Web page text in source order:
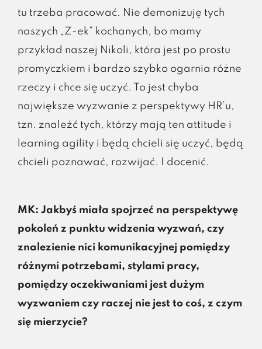
tu trzeba pracować. Nie demonizuję tych
naszych „Z-ek” kochanych, bo mamy
przykład naszej Nikoli, która jest po prostu
promyczkiem i bardzo szybko ogarnia różne
rzeczy i chce się uczyć. To jest chyba
największe wyzwanie z perspektywy HR’u,
tzn. znaleźć tych, którzy mają ten attitude i
learning agility i będą chcieli się uczyć, będą
chcieli poznawać, rozwijać. I docenić.
MK: Jakbyś miała spojrzeć na perspektywę
pokoleń z punktu widzenia wyzwań, czy
znalezienie nici komunikacyjnej pomiędzy
różnymi potrzebami, stylami pracy,
pomiędzy oczekiwaniami jest dużym
wyzwaniem czy raczej nie jest to coś, z czym
się mierzycie?